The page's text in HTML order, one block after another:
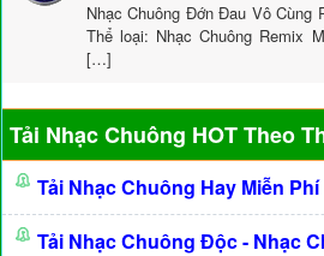
Nhạc Chuông Đớn Đau Vô Cùng
Thể loại: Nhạc Chuông Remix
[…]
Tải Nhạc Chuông HOT Theo
Tải Nhạc Chuông Hay Miễn Phí
Tải Nhạc Chuông Độc - Nhạc